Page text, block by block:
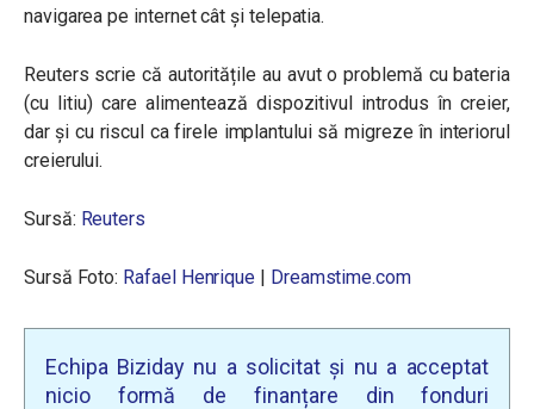
navigarea pe internet cât și telepatia.
Reuters scrie că autoritățile au avut o problemă cu bateria
(cu litiu) care alimentează dispozitivul introdus în creier,
dar și cu riscul ca firele implantului să migreze în interiorul
creierului.
Sursă: Reuters
Sursă Foto: Rafael Henrique | Dreamstime.com
Echipa Biziday nu a solicitat și nu a acceptat
nicio formă de finanțare din fonduri